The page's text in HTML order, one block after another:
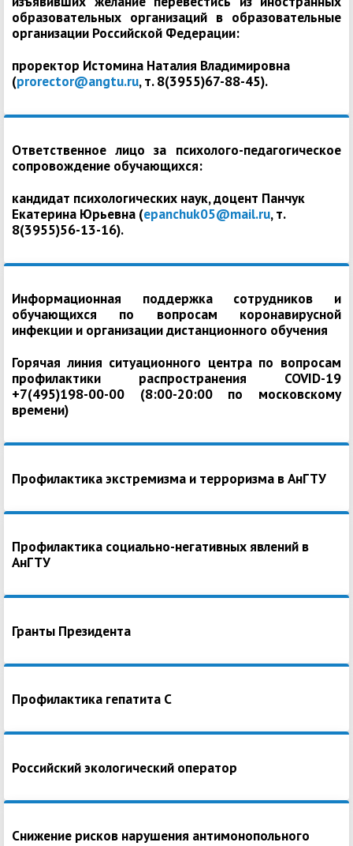
образовательных организаций в образовательные
организации Российской Федерации:
проректор Истомина Наталия Владимировна
(prorector@angtu.ru, т. 8(3955)67-88-45).
Ответственное лицо за психолого-педагогическое
сопровождение обучающихся:
кандидат психологических наук, доцент Панчук
Екатерина Юрьевна (epanchuk05@mail.ru, т.
8(3955)56-13-16).
Информационная поддержка сотрудников и
обучающихся по вопросам коронавирусной
инфекции и организации дистанционного обучения
Горячая линия ситуационного центра по вопросам
профилактики распространения COVID-19
+7(495)198-00-00 (8:00-20:00 по московскому
времени)
Профилактика экстремизма и терроризма в АнГТУ
Профилактика социально-негативных явлений в
АнГТУ
Гранты Президента
Профилактика гепатита С
Российский экологический оператор
Снижение рисков нарушения антимонопольного